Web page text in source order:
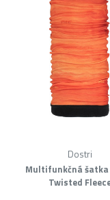
Multifunkčná šatka
Twisted
Dostri